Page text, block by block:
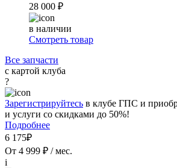
28 000 ₽
в наличии
Смотреть товар
Все запчасти
с картой клуба
?
Зарегистрируйтесь в клубе ГПС и
и услуги со скидками до 50%!
Подробнее
6 175₽
От 4 999 ₽ / мес.
i